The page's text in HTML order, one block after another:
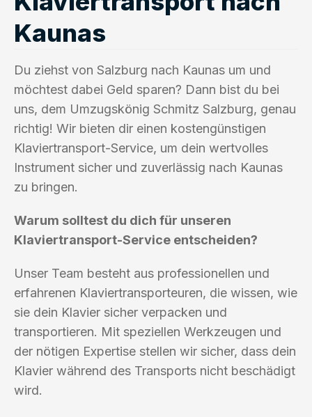
Kaunas
Du ziehst von Salzburg nach Kaunas um und
möchtest dabei Geld sparen? Dann bist du bei
uns, dem Umzugskönig Schmitz Salzburg, genau
richtig! Wir bieten dir einen kostengünstigen
Klaviertransport-Service, um dein wertvolles
Instrument sicher und zuverlässig nach Kaunas
zu bringen.
Warum solltest du dich für unseren
Klaviertransport-Service entscheiden?
Unser Team besteht aus professionellen und
erfahrenen Klaviertransporteuren, die wissen, wie
sie dein Klavier sicher verpacken und
transportieren. Mit speziellen Werkzeugen und
der nötigen Expertise stellen wir sicher, dass dein
Klavier während des Transports nicht beschädigt
wird.